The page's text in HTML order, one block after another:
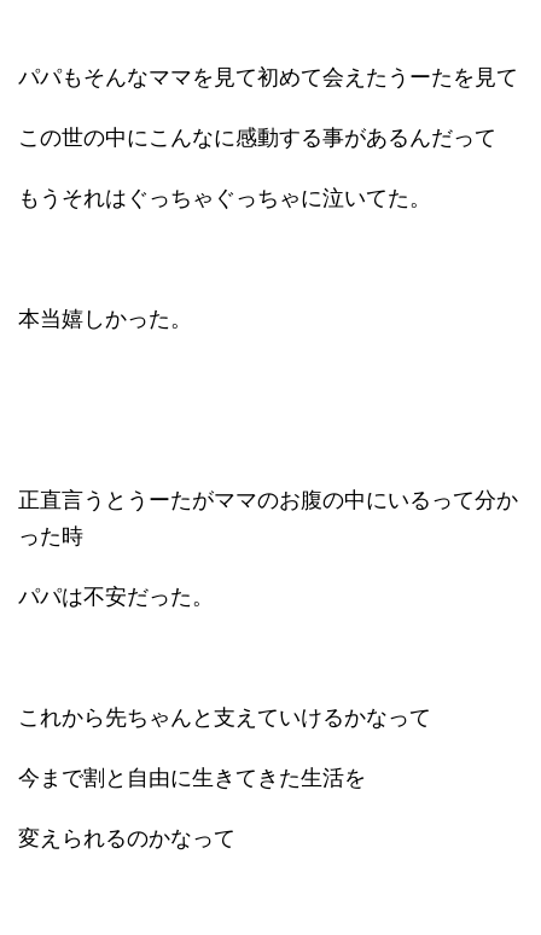
パパもそんなママを見て初めて会えたうーたを見て
この世の中にこんなに感動する事があるんだって
もうそれはぐっちゃぐっちゃに泣いてた。
本当嬉しかった。
正直言うとうーたがママのお腹の中にいるって分か
った時
パパは不安だった。
これから先ちゃんと支えていけるかなって
今まで割と自由に生きてきた生活を
変えられるのかなって